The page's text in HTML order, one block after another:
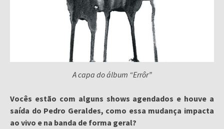
A capa do álbum “Errôr”
Vocês estão com alguns shows agendados e houve a
saída do Pedro Geraldes, como essa mudança impacta
ao vivo e na banda de forma geral?